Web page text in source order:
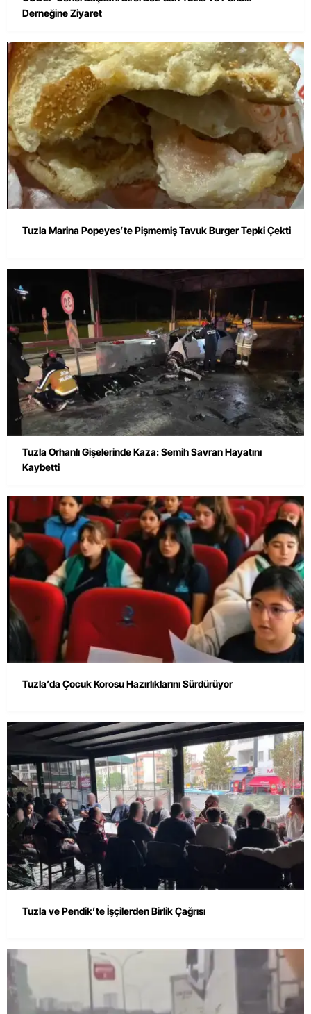
Derneğine Ziyaret
Tuzla Marina Popeyes’te Pişmemiş Tavuk Burger Tepki Çekti
Tuzla Orhanlı Gişelerinde Kaza: Semih Savran Hayatını
Kaybetti
Tuzla’da Çocuk Korosu Hazırlıklarını Sürdürüyor
Tuzla ve Pendik’te İşçilerden Birlik Çağrısı